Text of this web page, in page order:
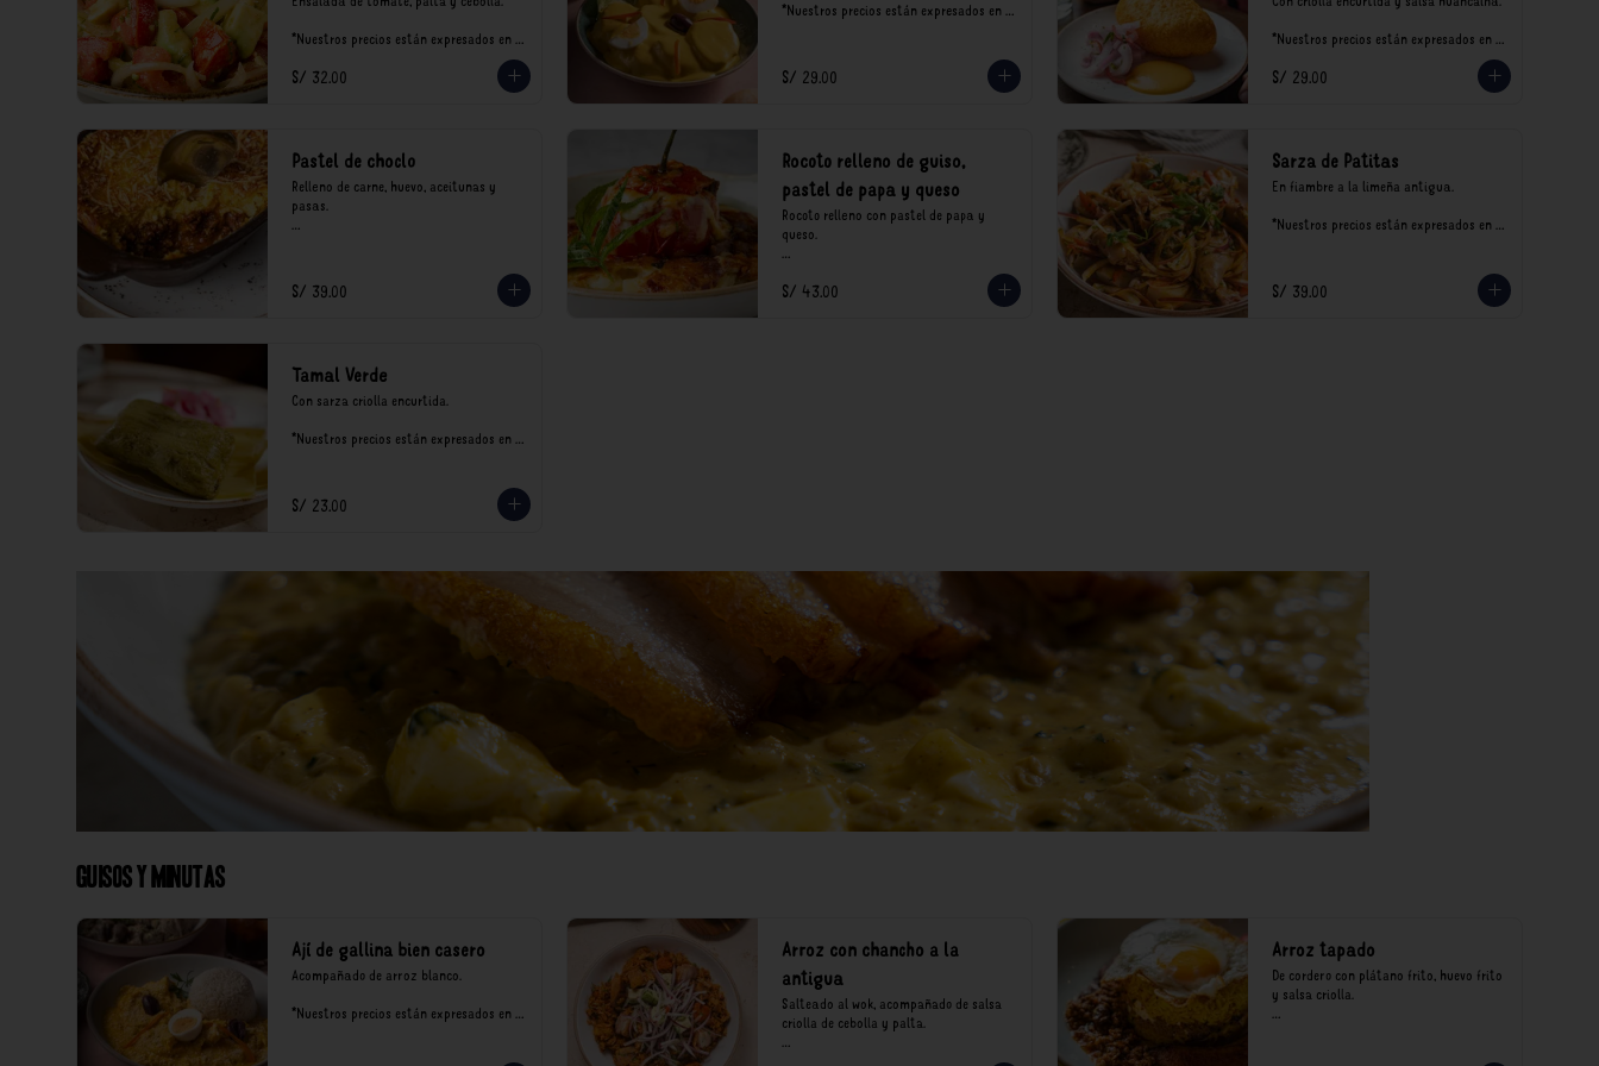
*Nuestros precios están expresados en
recargo al consumo.
S/ 32.00
*Nuestros precios están expresados en
S/ 29.00
*Nuestros precios están expresados en
recargo al consumo.
S/ 29.00
Pastel de choclo
Relleno de carne, huevo, aceitunas y
pasas.
recargo al consumo.
S/ 39.00
Rocoto relleno de guiso,
pastel de papa y queso
Rocoto relleno con pastel de papa y
queso.
*Nuestros precios están expresados en
soles e incluyen impuestos de ley y
S/ 43.00
Sarza de Patitas
En fiambre a la limeña antigua.
*Nuestros precios están expresados en
S/ 39.00
Tamal Verde
Con sarza criolla encurtida.
*Nuestros precios están expresados en
S/ 23.00
Guisos y Minutas
Ají de gallina bien casero
Acompañado de arroz blanco.
*Nuestros precios están expresados en
Arroz con chancho a la
antigua
Salteado al wok, acompañado de salsa
criolla de cebolla y palta.
*Nuestros precios están expresados en
Arroz tapado
De cordero con plátano frito, huevo frito
y salsa criolla.